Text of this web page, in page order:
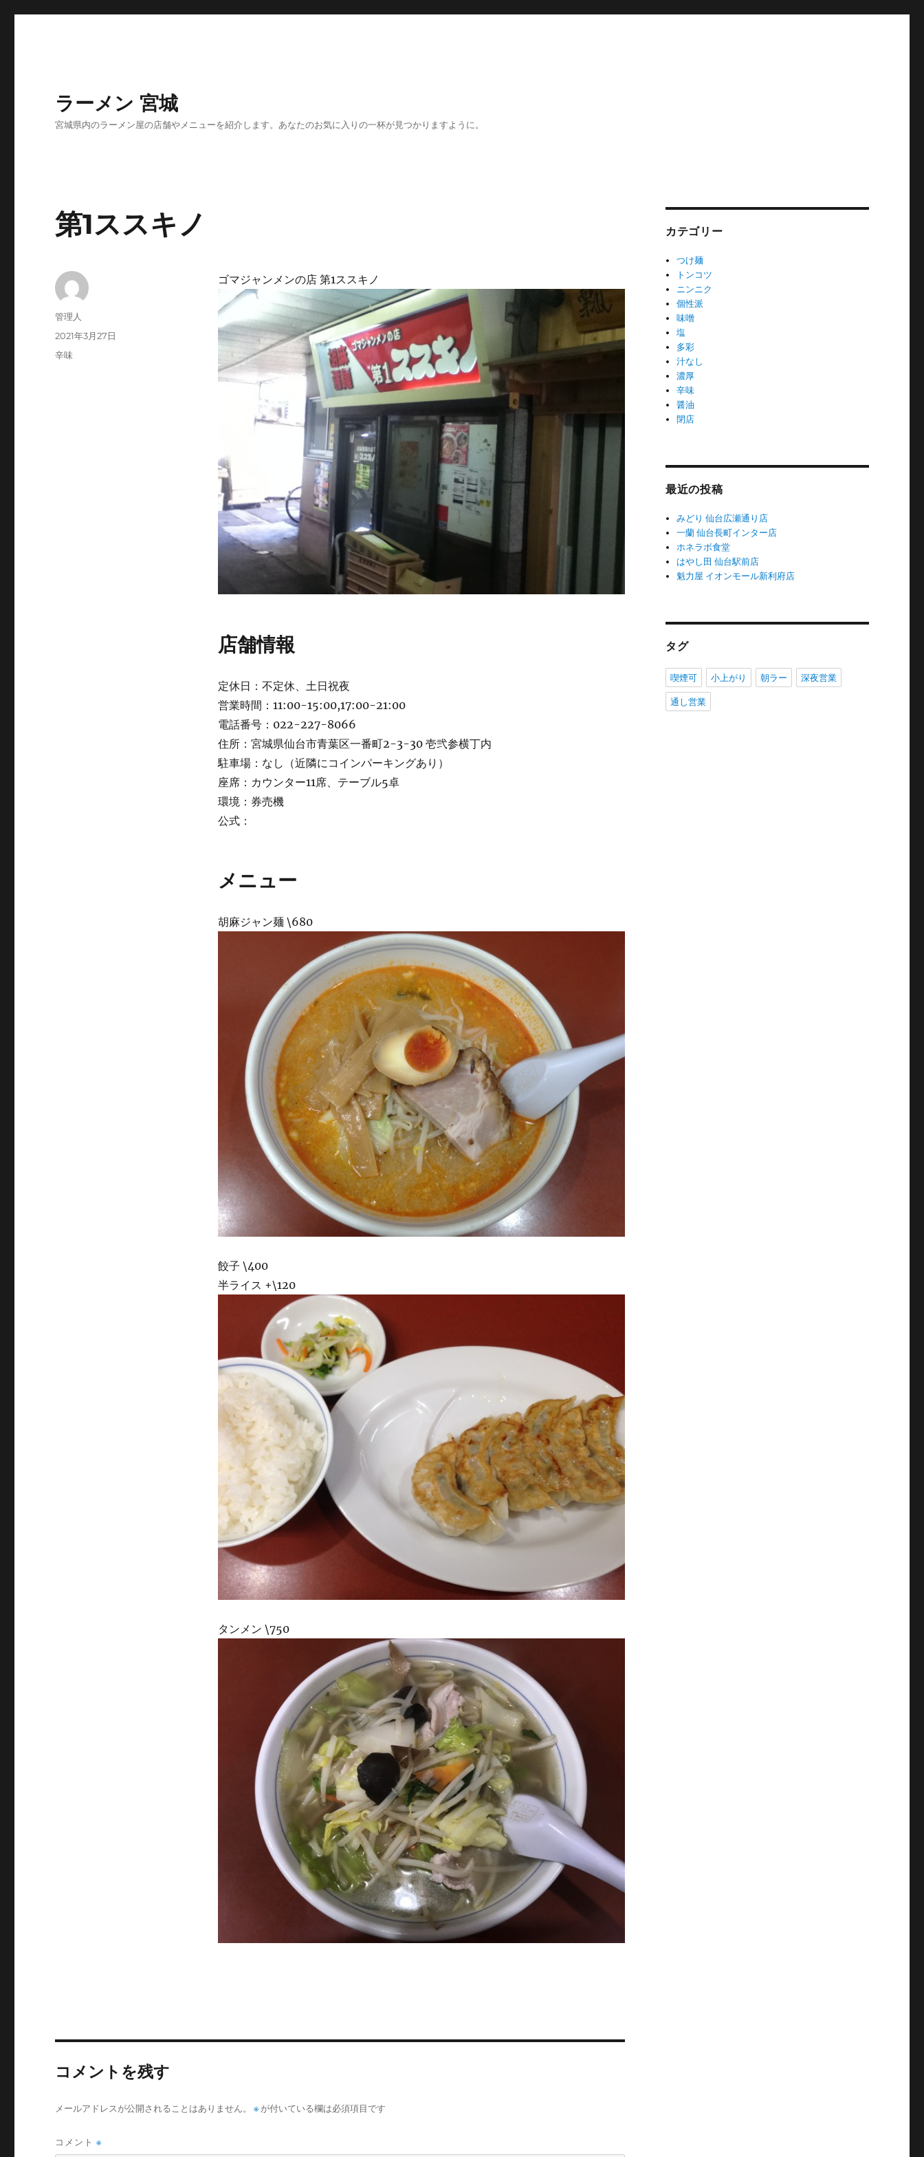
ラーメン 宮城
宮城県内のラーメン屋の店舗やメニューを紹介します。あなたのお気に入りの一杯が見つかりますように。
第1ススキノ
ゴマジャンメンの店 第1ススキノ
店舗情報
定休日：不定休、土日祝夜
営業時間：11:00-15:00,17:00-21:00
電話番号：022-227-8066
住所：宮城県仙台市青葉区一番町2-3-30 壱弐参横丁内
駐車場：なし（近隣にコインパーキングあり）
座席：カウンター11席、テーブル5卓
環境：券売機
公式：
メニュー
胡麻ジャン麺 \680
餃子 \400
半ライス +\120
タンメン \750
投
管理人
投
稿
2021年3月27日
カ
辛味
コメントを残す
メールアドレスが公開されることはありません。 ※が付いている欄は必須項目です
コメント※
カテゴリー
つけ麺
トンコツ
ニンニク
個性派
味噌
塩
多彩
汁なし
濃厚
辛味
醤油
閉店
最近の投稿
みどり 仙台広瀬通り店
一蘭 仙台長町インター店
ホネラボ食堂
はやし田 仙台駅前店
魁力屋 イオンモール新利府店
タグ
喫煙可 小上がり 朝ラー 深夜営業
通し営業